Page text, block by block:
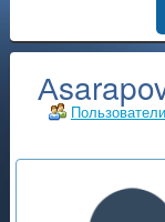
Пользователи